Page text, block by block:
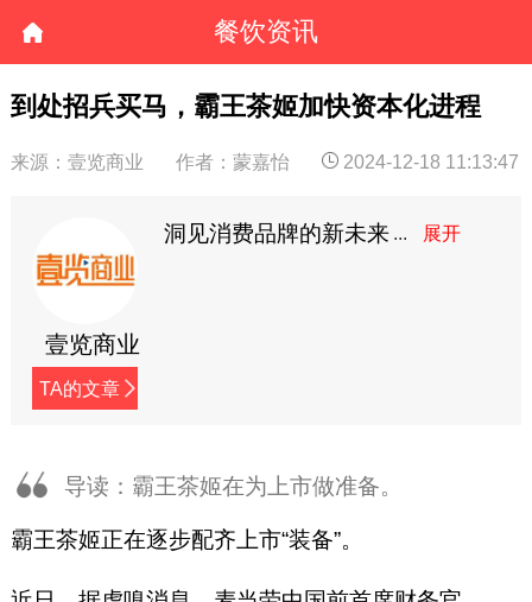
餐饮资讯
到处招兵买马，霸王茶姬加快资本化进程
来源：壹览商业 作者：蒙嘉怡 2024-12-18 11:13:47
壹览商业
TA的文章
洞见消费品牌的新未来
导读：霸王茶姬在为上市做准备。
霸王茶姬正在逐步配齐上市“装备”。